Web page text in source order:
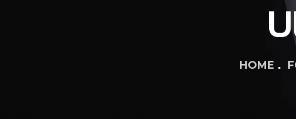
HOME